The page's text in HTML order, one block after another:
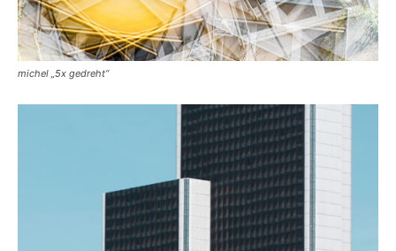
michel „5x gedreht“